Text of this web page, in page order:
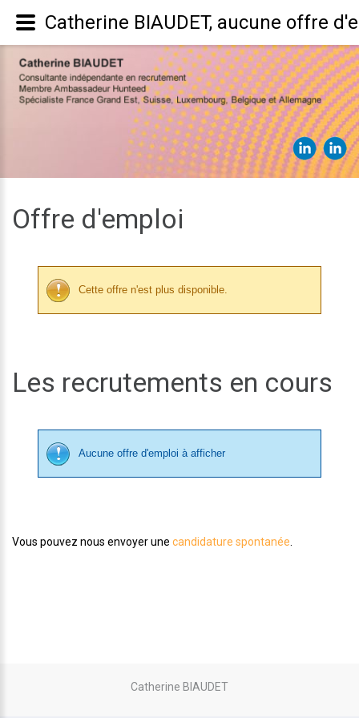
Offre d'emploi
Cette offre n'est plus disponible.
Les recrutements en cours
Aucune offre d'emploi à afficher
Vous pouvez nous envoyer une candidature spontanée
Catherine BIAUDET
Catherine BIAUDET, aucune offre